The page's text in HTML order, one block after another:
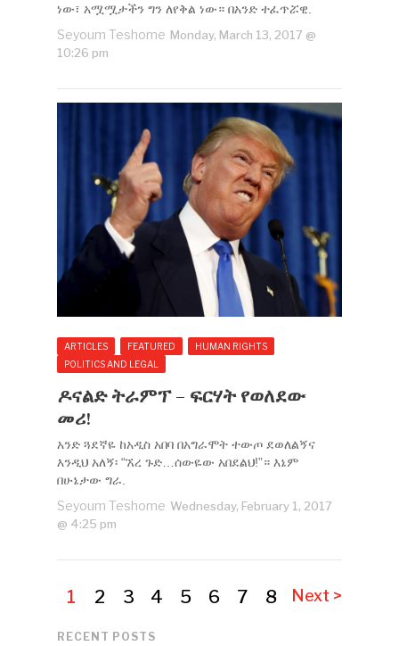
ነው፣ አሟሟታችን ግን ለየቅል ነው። በአንድ ተፈጥሯዊ.
Seyoum Teshome Monday, March 13, 2017 @
10:26 pm
ARTICLES FEATURED
HUMAN RIGHTS
POLITICS AND LEGAL
ዶናልድ ትራምፕ – ፍርሃት የወለደው
መሪ!
አንድ ጓደኛዬ ከአዲስ አበባ በአግራሞት ተውጦ ደወለልኝና
እንዲህ አለኝ፡ “ኧረ ጉድ…ሰውዬው አበደልህ!”። እኔም
በሁኔታው ግራ.
Seyoum Teshome Wednesday, February 1, 2017
@ 4:25 pm
1 2 3 4 5 6 7 8 Next >
RECENT POSTS